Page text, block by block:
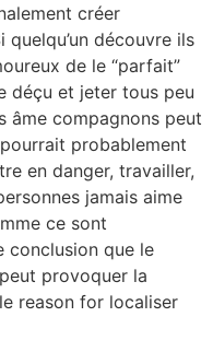
créer
découvre ils
de le “parfait”
déçu et jeter tous peu
âme compagnons peut
probablement
en danger, travailler,
jamais aime
ce sont
conclusion que le
provoquer la
reason for localiser